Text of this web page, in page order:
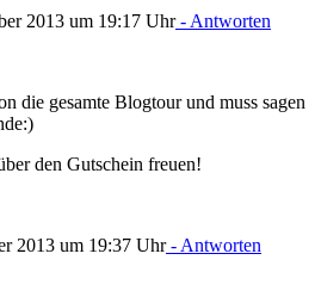
2013 um 19:17 Uhr- Antworten
die gesamte Blogtour und muss sagen
den Gutschein freuen!
2013 um 19:37 Uhr- Antworten